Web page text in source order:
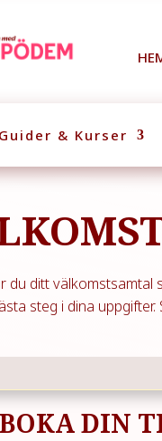
Guider & Kurser
du ditt välkomstsamtal
steg i dina
BOKA DIN